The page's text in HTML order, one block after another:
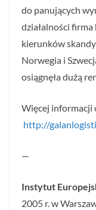
do panujących
działalności firma
kierunków
Norwegia i
osiągnęła dużą
Więcej informacji
http://
—
Instytut
2005 r. w